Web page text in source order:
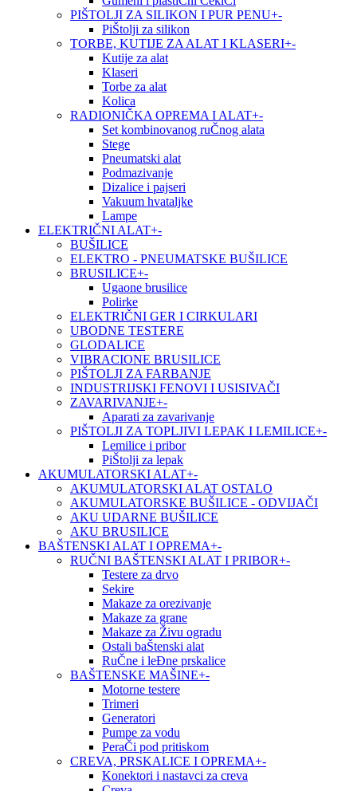
PIŠTOLJI ZA SILIKON I PUR PENU+-
PiŠtolji za silikon
TORBE, KUTIJE ZA ALAT I KLASERI+-
Kutije za alat
Klaseri
Torbe za alat
Kolica
RADIONIČKA OPREMA I ALAT+-
Set kombinovanog ruČnog alata
Stege
Pneumatski alat
Podmazivanje
Dizalice i pajseri
Vakuum hvataljke
Lampe
ELEKTRIČNI ALAT+-
BUŠILICE
ELEKTRO - PNEUMATSKE BUŠILICE
BRUSILICE+-
Ugaone brusilice
Polirke
ELEKTRIČNI GER I CIRKULARI
UBODNE TESTERE
GLODALICE
VIBRACIONE BRUSILICE
PIŠTOLJI ZA FARBANJE
INDUSTRIJSKI FENOVI I USISIVAČI
ZAVARIVANJE+-
Aparati za zavarivanje
PIŠTOLJI ZA TOPLJIVI LEPAK I LEMILICE+-
Lemilice i pribor
PiŠtolji za lepak
AKUMULATORSKI ALAT+-
AKUMULATORSKI ALAT OSTALO
AKUMULATORSKE BUŠILICE - ODVIJAČI
AKU UDARNE BUŠILICE
AKU BRUSILICE
BAŠTENSKI ALAT I OPREMA+-
RUČNI BAŠTENSKI ALAT I PRIBOR+-
Testere za drvo
Sekire
Makaze za orezivanje
Makaze za grane
Makaze za Živu ogradu
Ostali baŠtenski alat
RuČne i leĐne prskalice
BAŠTENSKE MAŠINE+-
Motorne testere
Trimeri
Generatori
Pumpe za vodu
PeraČi pod pritiskom
CREVA, PRSKALICE I OPREMA+-
Konektori i nastavci za creva